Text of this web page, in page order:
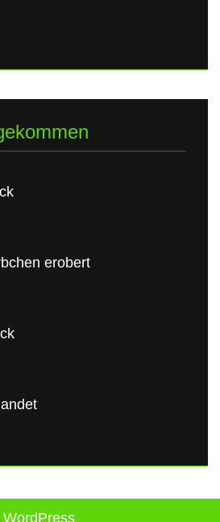
erobert